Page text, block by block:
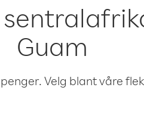
Guam
Velg blant våre